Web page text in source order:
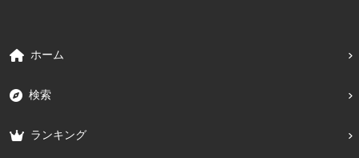
ホーム
検索
ランキング